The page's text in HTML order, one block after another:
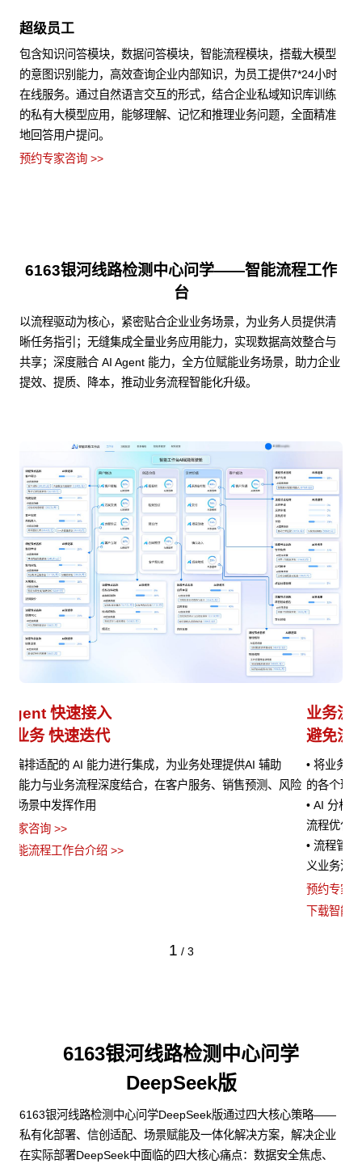
超级员工
包含知识问答模块，数据问答模块，智能流程模块，搭载大模型
的意图识别能力，高效查询企业内部知识，为员工提供7*24小时
在线服务。通过自然语言交互的形式，结合企业私域知识库训练
的私有大模型应用，能够理解、记忆和推理业务问题，全面精准
地回答用户提问。
预约专家咨询 >>
6163银河线路检测中心问学——智能流程工作
台
以流程驱动为核心，紧密贴合企业业务场景，为业务人员提供清
晰任务指引；无缝集成全量业务应用能力，实现数据高效整合与
共享；深度融合 AI Agent 能力，全方位赋能业务场景，助力企业
提效、提质、降本，推动业务流程智能化升级。
业务流程管理
避免流程设计和实际执行差异
• 将业务流程以作战地图的形式进行可视化呈现，清晰展示流程
的各个环节、节点之间的关系以及当前流程所处阶段
• AI 分析任务处理时间、资源消耗等指标数据，定位瓶颈并提供
流程优化建议
• 流程管理者无需代码，通过拖拽、参数设置等方式即可快速定
1 / 3
6163银河线路检测中心问学
DeepSeek版
6163银河线路检测中心问学DeepSeek版通过四大核心策略——
私有化部署、信创适配、场景赋能及一体化解决方案，解决企业
在实际部署DeepSeek中面临的四大核心痛点：数据安全焦虑、